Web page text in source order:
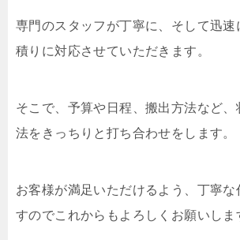
専門のスタッフが丁寧に、そして迅速
積りに対応させていただきます。
そこで、予算や日程、搬出方法など、
法をきっちりと打ち合わせをします。
お客様が満足いただけるよう、丁寧な
すのでこれからもよろしくお願いしま